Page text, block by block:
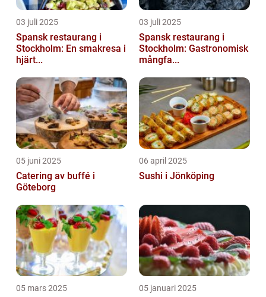
03 juli 2025
Spansk restaurang i
Stockholm: En smakresa i
hjärt...
03 juli 2025
Spansk restaurang i
Stockholm: Gastronomisk
mångfa...
05 juni 2025
Catering av buffé i
Göteborg
06 april 2025
Sushi i Jönköping
05 mars 2025 05 januari 2025